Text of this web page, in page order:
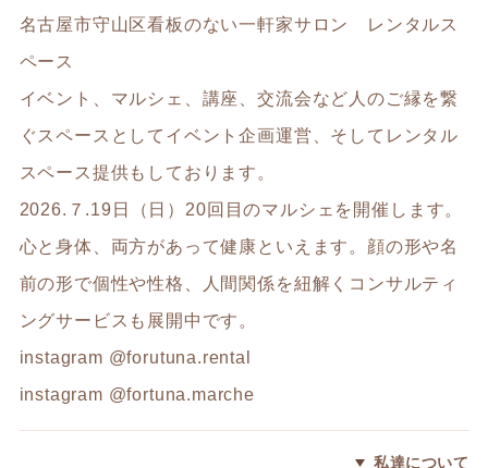
名古屋市守山区看板のない一軒家サロン レンタルス
ペース
イベント、マルシェ、講座、交流会など人のご縁を繋
ぐスペースとしてイベント企画運営、そしてレンタル
スペース提供もしております。
2026.７.19日（日）20回目のマルシェを開催します。
心と身体、両方があって健康といえます。顔の形や名
前の形で個性や性格、人間関係を紐解くコンサルティ
ングサービスも展開中です。
instagram @forutuna.rental
instagram @fortuna.marche
私達について